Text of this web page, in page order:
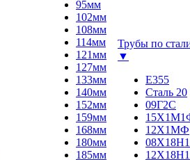
95мм
102мм
108мм
114мм
121мм
127мм
133мм
140мм
152мм
159мм
168мм
180мм
185мм
Трубы по
▼
E355
Сталь 20
09Г2С
12Х1МФ